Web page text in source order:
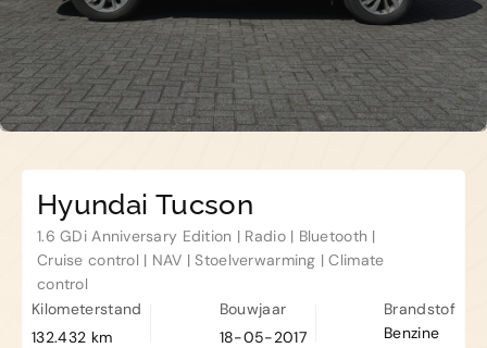
Biezelingsestraat 50 4421 BT
Kapelle
Hyundai Tucson
1.6 GDi Anniversary Edition | Radio | Bluetooth |
Cruise control | NAV | Stoelverwarming | Climate
control
Kilometerstand
132.432 km
Bouwjaar
18-05-2017
Brandstof
Benzine